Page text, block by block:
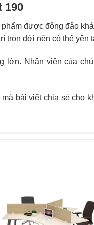
190
được đông đảo
trọn đời nên có thể yên
Nhân viên của
bài viết chia sẻ cho